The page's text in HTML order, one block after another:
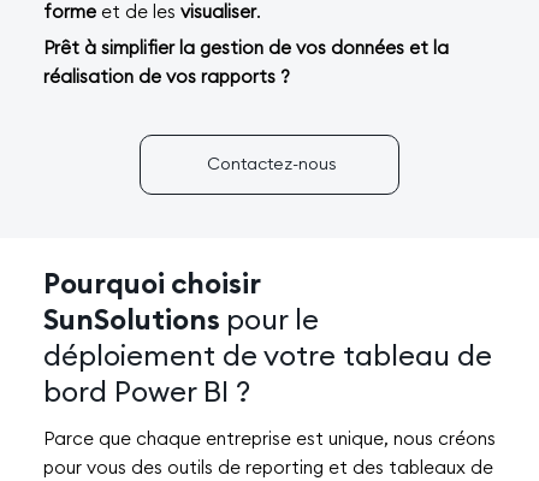
Pourquoi choisir
SunSolutions pour le
déploiement de votre tableau de
bord Power BI ?
Parce que chaque entreprise est unique, nous créons
pour vous des outils de reporting et des tableaux de
formeet de les visualiser.
Prêt à simplifier la gestion de vos données et la
réalisation de vos rapports ?
Contactez-nous